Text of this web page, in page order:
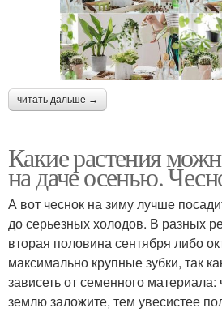
читать дальше →
Какие растения
на даче осенью.
А вот чеснок на зиму лучше
до серьезных холодов. В разных
вторая половина сентября либо
максимально крупные зубки, так
зависеть от семенного
землю заложите, тем увесистее